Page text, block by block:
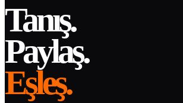
Tanış.
Paylaş.
Eşleş.